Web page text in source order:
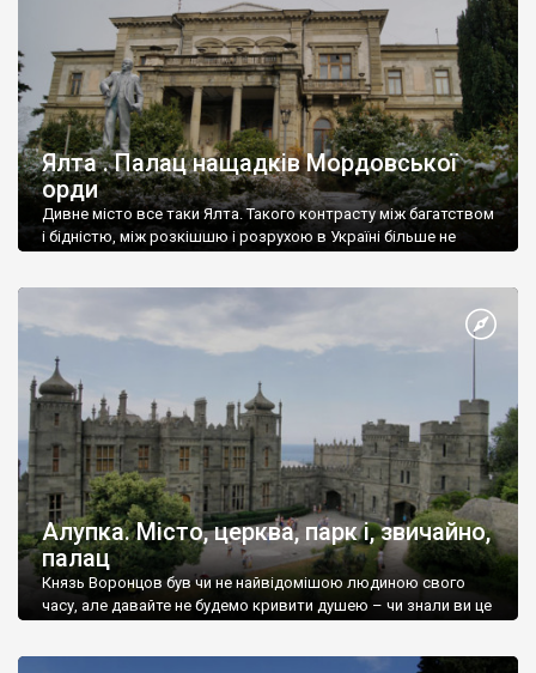
Ялта . Палац нащадків Мордовської
орди
Дивне місто все таки Ялта. Такого контрасту між багатством
і бідністю, між розкішшю і розрухою в Україні більше не
Алупка. Місто, церква, парк і, звичайно,
палац
Князь Воронцов був чи не найвідомішою людиною свого
часу, але давайте не будемо кривити душею – чи знали ви це